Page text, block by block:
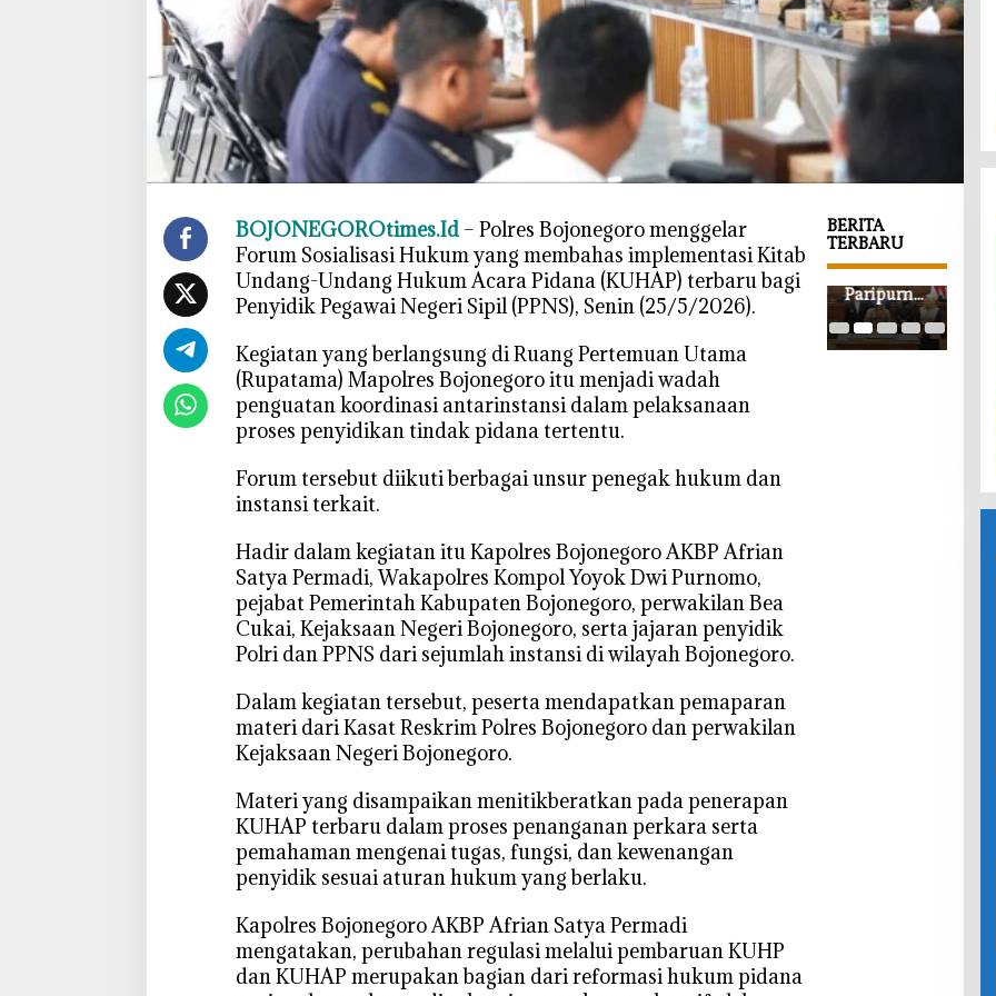
a
n
P
m
h
m
a
n
K
U
A
P
B
a
u
,
e
r
k
u
a
S
i
n
r
g
i
P
n
y
i
BOJONEGOROtimes.Id– Polres Bojonegoro menggelar
Forum Sosialisasi Hukum yang membahas implementasi Kitab
Undang-Undang Hukum Acara Pidana (KUHAP) terbaru bagi
Penyidik Pegawai Negeri Sipil (PPNS), Senin (25/5/2026).
‎Kegiatan yang berlangsung di Ruang Pertemuan Utama
(Rupatama) Mapolres Bojonegoro itu menjadi wadah
penguatan koordinasi antarinstansi dalam pelaksanaan
proses penyidikan tindak pidana tertentu.
‎Forum tersebut diikuti berbagai unsur penegak hukum dan
instansi terkait.
‎Hadir dalam kegiatan itu Kapolres Bojonegoro AKBP Afrian
Satya Permadi, Wakapolres Kompol Yoyok Dwi Purnomo,
pejabat Pemerintah Kabupaten Bojonegoro, perwakilan Bea
Cukai, Kejaksaan Negeri Bojonegoro, serta jajaran penyidik
Polri dan PPNS dari sejumlah instansi di wilayah Bojonegoro.
‎Dalam kegiatan tersebut, peserta mendapatkan pemaparan
materi dari Kasat Reskrim Polres Bojonegoro dan perwakilan
Kejaksaan Negeri Bojonegoro.
‎Materi yang disampaikan menitikberatkan pada penerapan
KUHAP terbaru dalam proses penanganan perkara serta
pemahaman mengenai tugas, fungsi, dan kewenangan
penyidik sesuai aturan hukum yang berlaku.
‎Kapolres Bojonegoro AKBP Afrian Satya Permadi
mengatakan, perubahan regulasi melalui pembaruan KUHP
dan KUHAP merupakan bagian dari reformasi hukum pidana
BERITA
TERBARU
‎Usai
Banjir
Medali di
500 Atlet
o Mulai
Porprov
‎Rapat
Paripurna
DPRD
Bojonegor